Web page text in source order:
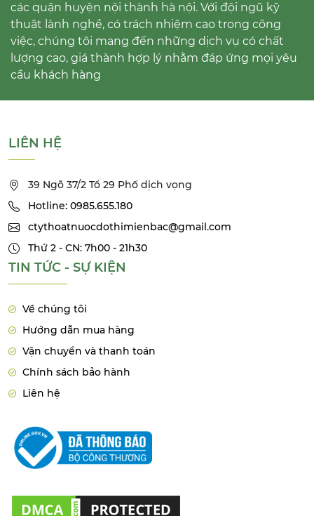
các quận huyện nội thành hà nội. Với đội ngũ kỹ
thuật lành nghề, có trách nhiệm cao trong công
việc, chúng tôi mang đến những dịch vụ có chất
lượng cao, giá thành hợp lý nhằm đáp ứng mọi yêu
cầu khách hàng
LIÊN HỆ
39 Ngõ 37/2 Tổ 29 Phố dịch vọng
Hotline: 0985.655.180
ctythoatnuocdothimienbac@gmail.com
Thứ 2 - CN: 7h00 - 21h30
TIN TỨC - SỰ KIỆN
Về chúng tôi
Hướng dẫn mua hàng
Vận chuyển và thanh toán
Chính sách bảo hành
Liên hệ